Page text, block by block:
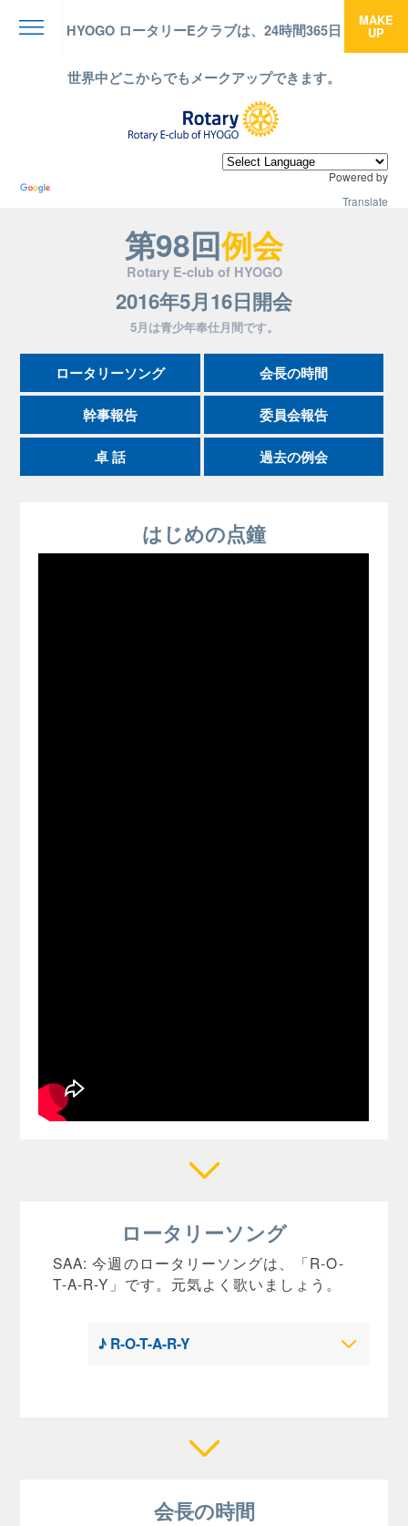
HYOGO ロータリーEクラブは、24時間365日
世界中どこからでもメークアップできます。
MAKE
UP
Powered by
Translate
第98回例会
Rotary E-club of HYOGO
2016年5月16日開会
5月は青少年奉仕月間です。
ロータリーソング 会長の時間
幹事報告 委員会報告
卓 話 過去の例会
はじめの点鐘
ロータリーソング
SAA: 今週のロータリーソングは、「R-O-
T-A-R-Y」です。元気よく歌いましょう。
♪ R-O-T-A-R-Y
会長の時間